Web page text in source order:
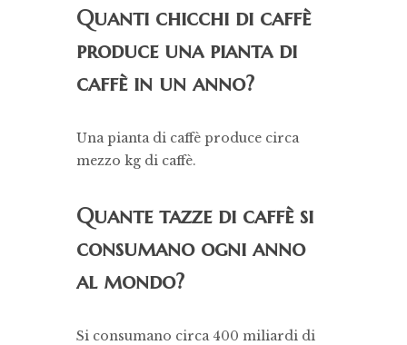
Quanti chicchi di caffè
produce una pianta di
caffè in un anno?
Una pianta di caffè produce circa
mezzo kg di caffè.
Quante tazze di caffè si
consumano ogni anno
al mondo?
Si consumano circa 400 miliardi di